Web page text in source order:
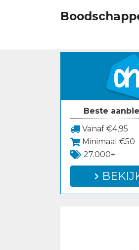
Beste
Vanaf €4,95
Minimaal €50
27.000+